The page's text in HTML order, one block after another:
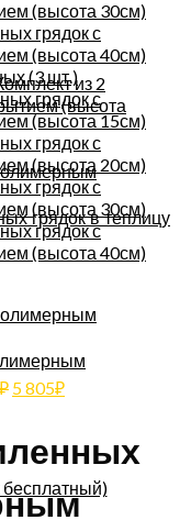
(высота 30см)
грядок с
(высота 40см)
(3 шт.)
грядок с
(высота 15см)
грядок с
(высота 20см)
грядок с
(высота 30см)
грядок с
(высота 40см)
из 2
(высота
грядок в теплицу
₽ 5 805₽